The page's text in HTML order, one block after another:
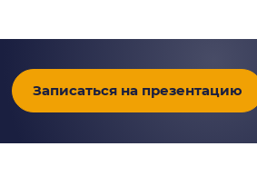
Записаться на презентацию